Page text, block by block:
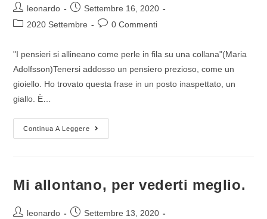
leonardo
Settembre 16, 2020
2020 Settembre
0 Commenti
"I pensieri si allineano come perle in fila su una collana"(Maria
Adolfsson)Tenersi addosso un pensiero prezioso, come un
gioiello. Ho trovato questa frase in un posto inaspettato, un
giallo. È…
Continua A Leggere
Mi allontano, per vederti meglio.
leonardo
Settembre 13, 2020